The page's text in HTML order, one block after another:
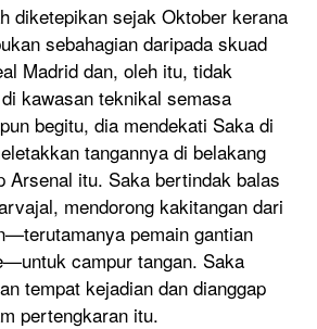
diketepikan sejak Oktober kerana
sebahagian daripada skuad
Madrid dan, oleh itu, tidak
kawasan teknikal semasa
begitu, dia mendekati Saka di
tangannya di belakang
Arsenal itu. Saka bertindak balas
mendorong kakitangan dari
pemain gantian
campur tangan. Saka
tempat kejadian dan dianggap
pertengkaran itu.